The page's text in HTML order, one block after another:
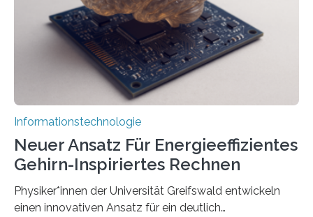
erstellen. „Besonders wichtig ist uns eine ganzheitliche
Animation, bei der Stimme, Körperbewegung, Gestik
und Mimik im Einklang sind…
Informationstechnologie
Neuer Ansatz Für Energieeffizientes
Gehirn-Inspiriertes Rechnen
Physiker*innen der Universität Greifswald entwickeln
einen innovativen Ansatz für ein deutlich